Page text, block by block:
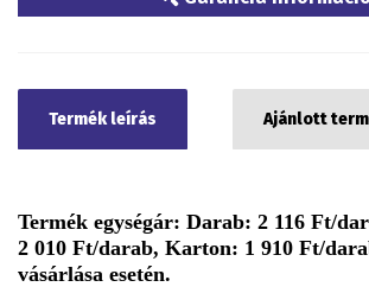
Termék leírás Ajánlott
Termék egységár: Darab: 2 116 Ft/
2 010 Ft/darab, Karton: 1 910 Ft/
vásárlása esetén.